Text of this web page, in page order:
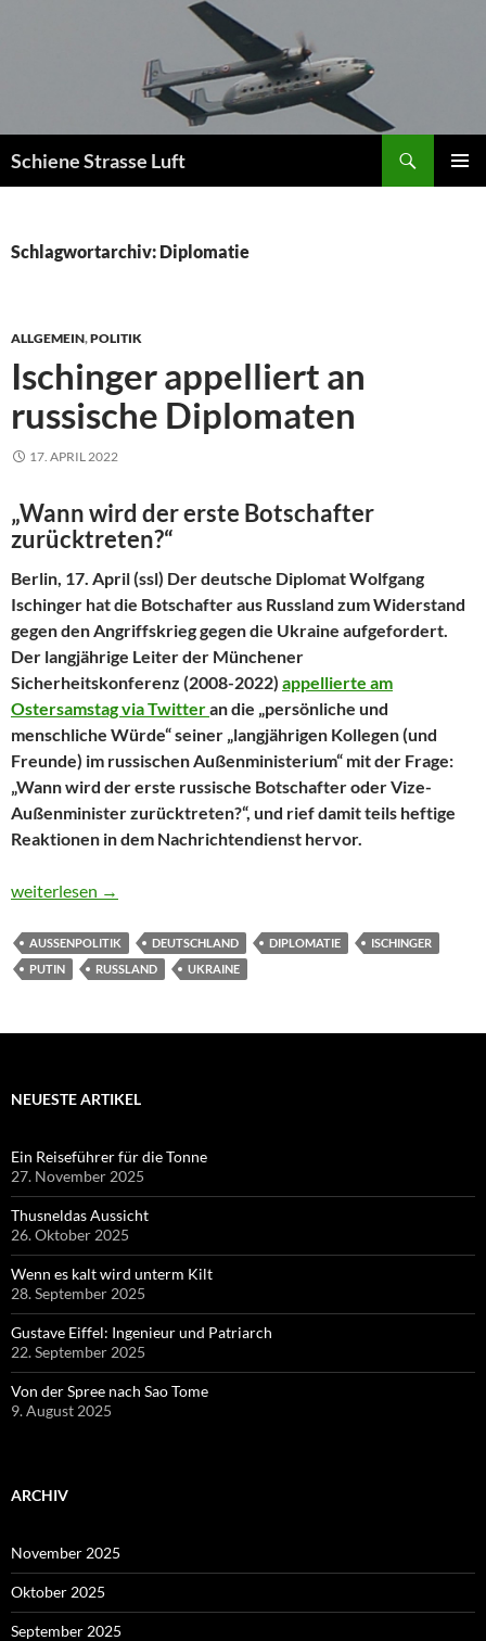
Schiene Strasse Luft
Schlagwortarchiv: Diplomatie
ALLGEMEIN,POLITIK
Ischinger appelliert an
russische Diplomaten
17. APRIL 2022
„Wann wird der erste Botschafter
zurücktreten?“
Berlin, 17. April (ssl) Der deutsche Diplomat Wolfgang
Ischinger hat die Botschafter aus Russland zum Widerstand
gegen den Angriffskrieg gegen die Ukraine aufgefordert.
Der langjährige Leiter der Münchener
Sicherheitskonferenz (2008-2022) appellierte am
Ostersamstag via Twitteran die „persönliche und
menschliche Würde“ seiner „langjährigen Kollegen (und
Freunde) im russischen Außenministerium“ mit der Frage:
„Wann wird der erste russische Botschafter oder Vize-
Außenminister zurücktreten?“, und rief damit teils heftige
Reaktionen in dem Nachrichtendienst hervor.
Ischinger appelliert an russische Diplomaten
weiterlesen →
AUSSENPOLITIK DEUTSCHLAND DIPLOMATIE
ISCHINGER
PUTIN
RUSSLAND UKRAINE
NEUESTE ARTIKEL
Ein Reiseführer für die Tonne
27. November 2025
Thusneldas Aussicht
26. Oktober 2025
Wenn es kalt wird unterm Kilt
28. September 2025
Gustave Eiffel: Ingenieur und Patriarch
22. September 2025
Von der Spree nach Sao Tome
9. August 2025
ARCHIV
November 2025
Oktober 2025
September 2025